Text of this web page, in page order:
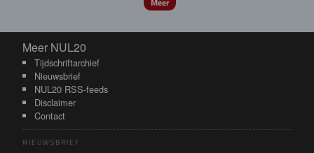
Meer NUL20
Meer NUL20
Tijdschriftarchief
Nieuwsbrief
NUL20 RSS-feeds
Disclaimer
Contact
NIEUWSBRIEF